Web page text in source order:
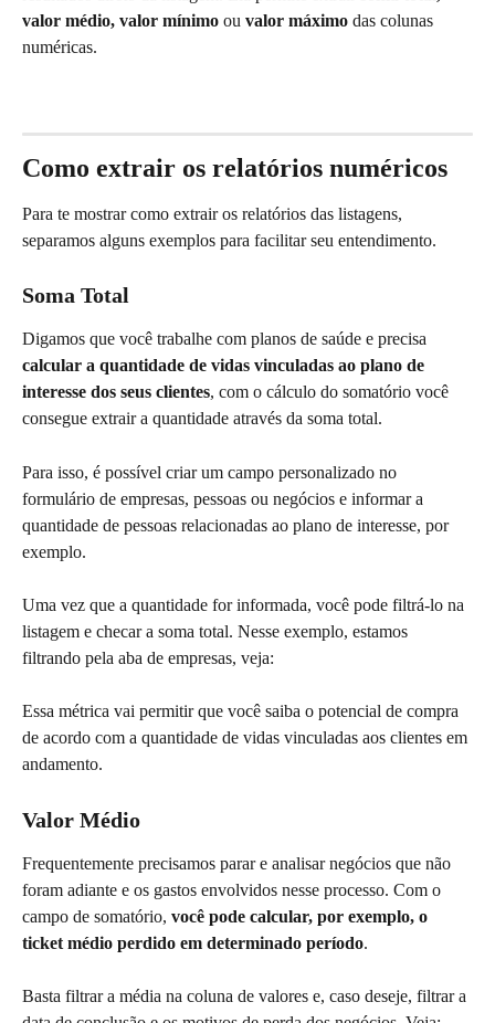
valor médio, valor mínimo ou valor máximo das colunas
numéricas.
Como extrair os relatórios numéricos
Para te mostrar como extrair os relatórios das listagens,
separamos alguns exemplos para facilitar seu entendimento.
Soma Total
Digamos que você trabalhe com planos de saúde e precisa
calcular a quantidade de vidas vinculadas ao plano de
interesse dos seus clientes, com o cálculo do somatório você
consegue extrair a quantidade através da soma total.
Para isso, é possível criar um campo personalizado no
formulário de empresas, pessoas ou negócios e informar a
quantidade de pessoas relacionadas ao plano de interesse, por
exemplo.
Uma vez que a quantidade for informada, você pode filtrá-lo na
listagem e checar a soma total. Nesse exemplo, estamos
filtrando pela aba de empresas, veja:
Essa métrica vai permitir que você saiba o potencial de compra
de acordo com a quantidade de vidas vinculadas aos clientes em
andamento.
Valor Médio
Frequentemente precisamos parar e analisar negócios que não
foram adiante e os gastos envolvidos nesse processo. Com o
campo de somatório, você pode calcular, por exemplo, o
ticket médio perdido em determinado período.
Basta filtrar a média na coluna de valores e, caso deseje, filtrar a